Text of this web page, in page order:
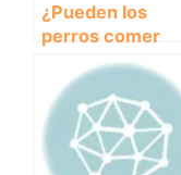
¿Pueden los
perros comer
frutos secos?
Descubre cuáles
son seguros y
cuáles deben
evitarse